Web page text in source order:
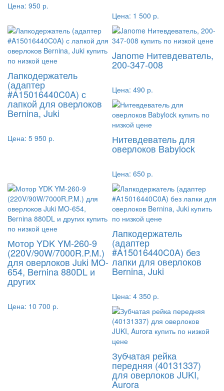
Цена: 950 р.
Цена: 1 500 р.
Лапкодержатель
(адаптер
#A15016440C0A) с
лапкой для оверлоков
Bernina, Juki
Цена: 5 950 р.
Janome Нитевдеватель,
200-347-008
Цена: 490 р.
Нитевдеватель для
оверлоков Babylock
Цена: 650 р.
Мотор YDK YM-260-9
(220V/90W/7000R.P.M.)
для оверлоков Juki MO-
654, Bernina 880DL и
других
Цена: 10 700 р.
Лапкодержатель
(адаптер
#A15016440C0A) без
лапки для оверлоков
Bernina, Juki
Цена: 4 350 р.
Зубчатая рейка
передняя (40131337)
для оверлоков JUKI,
Aurora